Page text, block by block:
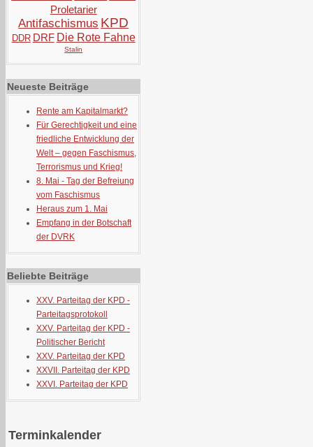
Proletarier
Antifaschismus KPD
DDR DRF Die Rote Fahne
Stalin
Neueste Beiträge
Rente am Kapitalmarkt?
Für Gerechtigkeit und eine
friedliche Entwicklung der
Welt – gegen Faschismus,
Terrorismus und Krieg!
8. Mai - Tag der Befreiung
vom Faschismus
Heraus zum 1. Mai
Empfang in der Botschaft
der DVRK
Beliebte Beiträge
XXV. Parteitag der KPD -
Parteitagsprotokoll
XXV. Parteitag der KPD -
Politischer Bericht
XXV. Parteitag der KPD
XXVII. Parteitag der KPD
XXVI. Parteitag der KPD
Terminkalender